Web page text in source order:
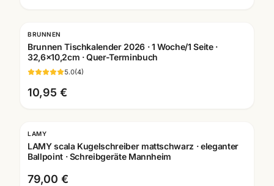
BRUNNEN
Brunnen Tischkalender 2026 · 1 Woche/1 Seite ·
32,6x10,2cm · Quer-Terminbuch
5.0(4)
10,95 €
Gravur
LAMY
LAMY scala Kugelschreiber mattschwarz · eleganter
Ballpoint · Schreibgeräte Mannheim
79,00 €